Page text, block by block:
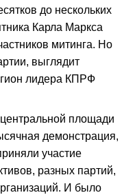
до нескольких
Карла Маркса
митинга. Но
выглядит
лидера КПРФ
площади
демонстрация,
участие
разных партий,
И было